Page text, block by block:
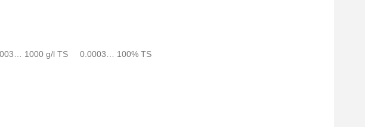
1000 g/l TS 0.0003… 100% TS